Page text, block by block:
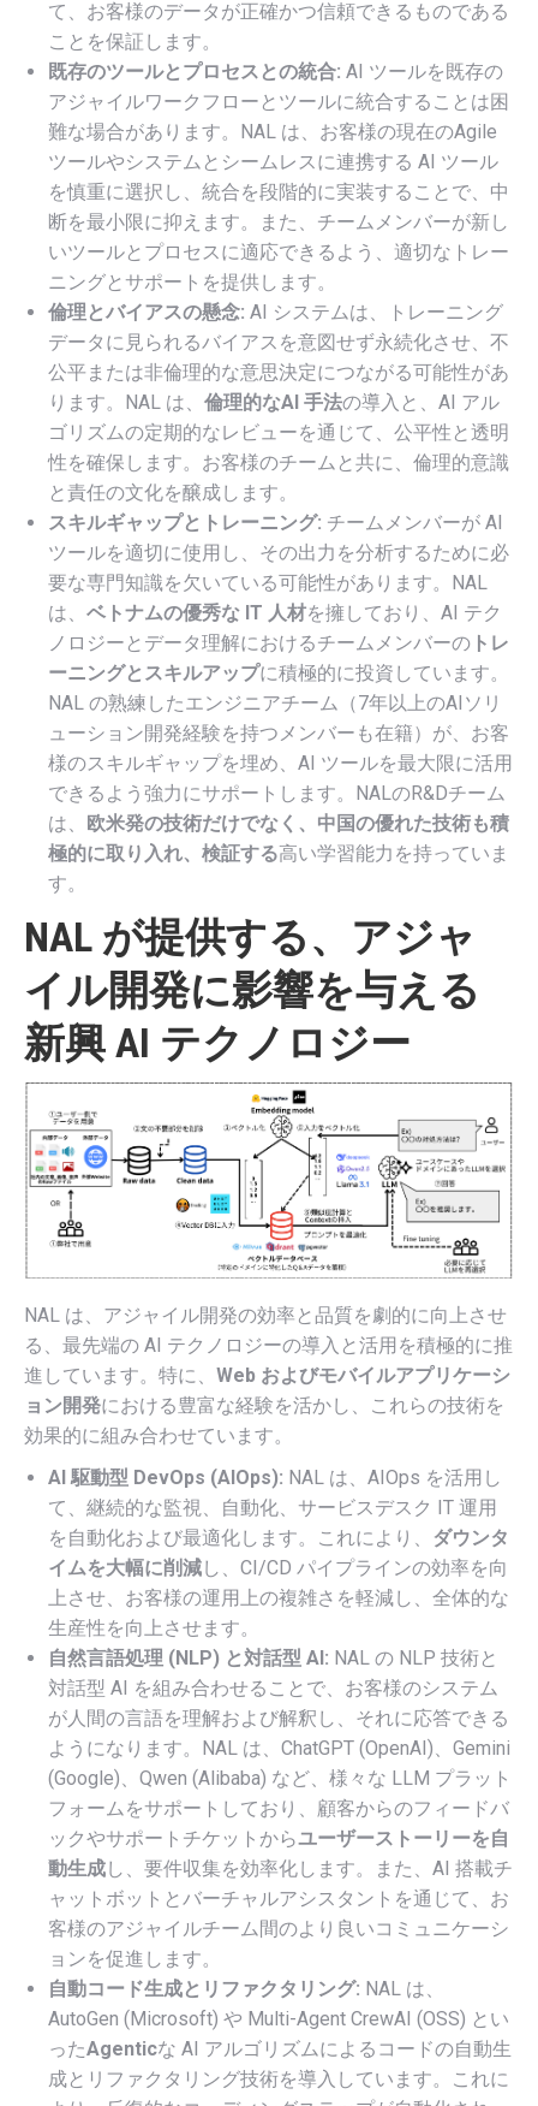
て、お客様のデータが正確かつ信頼できるものである
ことを保証します。
既存のツールとプロセスとの統合: AI ツールを既存の
アジャイルワークフローとツールに統合することは困
難な場合があります。NAL は、お客様の現在のAgile
ツールやシステムとシームレスに連携する AI ツール
を慎重に選択し、統合を段階的に実装することで、中
断を最小限に抑えます。また、チームメンバーが新し
いツールとプロセスに適応できるよう、適切なトレー
ニングとサポートを提供します。
倫理とバイアスの懸念: AI システムは、トレーニング
データに見られるバイアスを意図せず永続化させ、不
公平または非倫理的な意思決定につながる可能性があ
ります。NAL は、 倫理的なAI 手法の導入と、AI アル
ゴリズムの定期的なレビューを通じて、公平性と透明
性を確保します。お客様のチームと共に、倫理的意識
と責任の文化を醸成します。
スキルギャップとトレーニング: チームメンバーが AI
ツールを適切に使用し、その出力を分析するために必
要な専門知識を欠いている可能性があります。NAL
は、 ベトナムの優秀な IT 人材を擁しており、AI テク
ノロジーとデータ理解におけるチームメンバーの トレ
ーニングとスキルアップに積極的に投資しています。
NAL の熟練したエンジニアチーム（7年以上のAIソリ
ューション開発経験を持つメンバーも在籍）が、お客
様のスキルギャップを埋め、AI ツールを最大限に活用
できるよう強力にサポートします。NALのR&Dチーム
は、 欧米発の技術だけでなく、中国の優れた技術も積
極的に取り入れ、検証する高い学習能力を持っていま
す。
NAL が提供する、アジャ
イル開発に影響を与える
新興 AI テクノロジー
NAL は、アジャイル開発の効率と品質を劇的に向上させ
る、最先端の AI テクノロジーの導入と活用を積極的に推
進しています。特に、 Web およびモバイルアプリケーシ
ョン開発における豊富な経験を活かし、これらの技術を
効果的に組み合わせています。
AI 駆動型 DevOps (AIOps): NAL は、AIOps を活用し
て、継続的な監視、自動化、サービスデスク IT 運用
を自動化および最適化します。これにより、
ダウンタ
イムを大幅に削減し、CI/CD パイプラインの効率を向
上させ、お客様の運用上の複雑さを軽減し、全体的な
生産性を向上させます。
自然言語処理 (NLP) と対話型 AI: NAL の NLP 技術と
対話型 AI を組み合わせることで、お客様のシステム
が人間の言語を理解および解釈し、それに応答できる
ようになります。NAL は、ChatGPT (OpenAI)、Gemini
(Google)、Qwen (Alibaba) など、様々な LLM プラット
フォームをサポートしており、顧客からのフィードバ
ックやサポートチケットからユーザーストーリーを自
動生成し、要件収集を効率化します。また、AI 搭載チ
ャットボットとバーチャルアシスタントを通じて、お
客様のアジャイルチーム間のより良いコミュニケーシ
ョンを促進します。
自動コード生成とリファクタリング: NAL は、
AutoGen (Microsoft) や Multi-Agent CrewAI (OSS) とい
ったAgenticな AI アルゴリズムによるコードの自動生
成とリファクタリング技術を導入しています。これに